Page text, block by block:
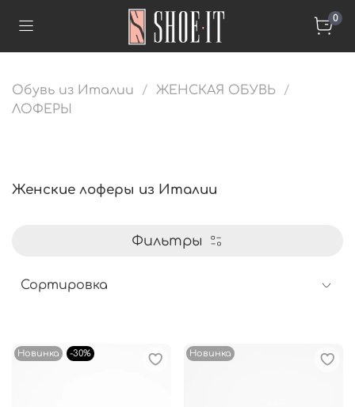
0
Обувь из Италии
ЖЕНСКАЯ ОБУВЬ
ЛОФЕРЫ
Женские лоферы из Италии
Фильтры
Новинка -30% Новинка